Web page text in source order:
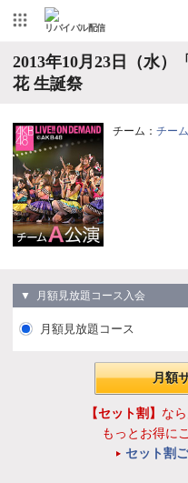
リバイバル配信
2013年10月23日（水）
花 生誕祭
チーム： チー
▼ 月額見放題コース入会
月額見放題コース
月額
【セット割】 な
もっとお得に
セット割